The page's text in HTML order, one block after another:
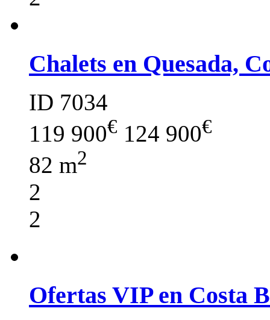
Chalets en Quesada,
ID 7034
119 900€ 124 900€
82 m2
2
2
Ofertas VIP en Costa